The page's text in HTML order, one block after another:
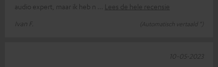
audio expert, maar ik heb n
Lees de hele recensie
Ivan F.
(Automatisch vertaald *)
10-05-2023